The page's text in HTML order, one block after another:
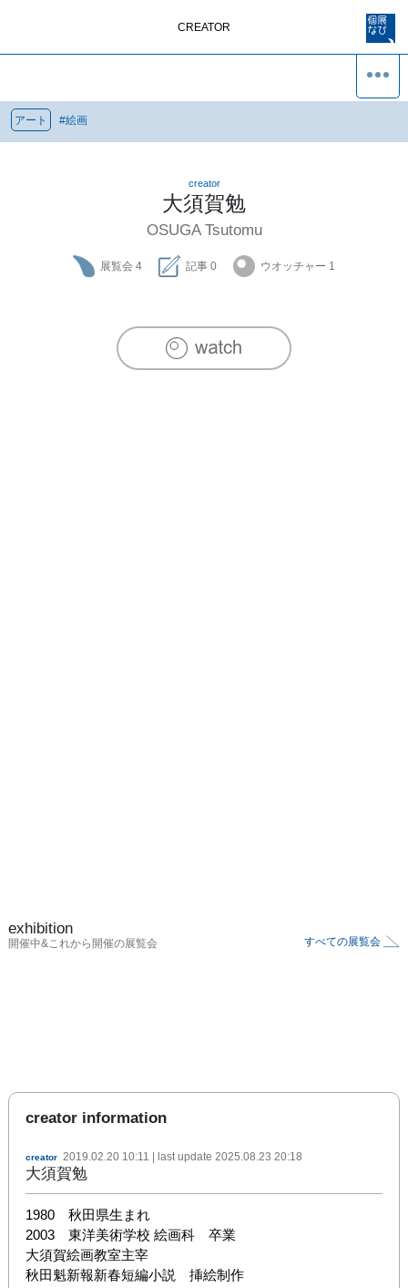
CREATOR
アート #絵画
creator
大須賀勉
OSUGA Tsutomu
展覧会 4 記事 0 ウオッチャー 1
exhibition
開催中&これから開催の展覧会 すべての展覧会
creator information
creator 2019.02.20 10:11 | last update 2025.08.23 20:18
大須賀勉
1980　秋田県生まれ
2003　東洋美術学校 絵画科　卒業
大須賀絵画教室主宰
秋田魁新報新春短編小説　挿絵制作